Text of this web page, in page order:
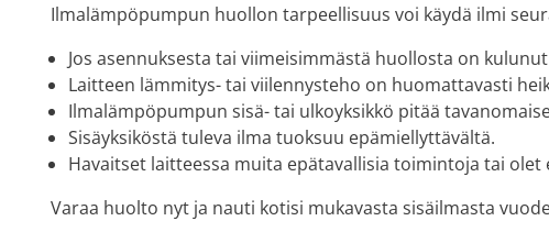
Ilmalämpöpumpun huollon tarpeellisuus voi käydä ilmi
Jos asennuksesta tai viimeisimmästä huollosta on
Laitteen lämmitys- tai viilennysteho on huomattavasti
Ilmalämpöpumpun sisä- tai ulkoyksikkö pitää
Sisäyksiköstä tuleva ilma tuoksuu epämiellyttävältä.
Havaitset laitteessa muita epätavallisia toimintoja tai olet
Varaa huolto nyt ja nauti kotisi mukavasta sisäilmasta